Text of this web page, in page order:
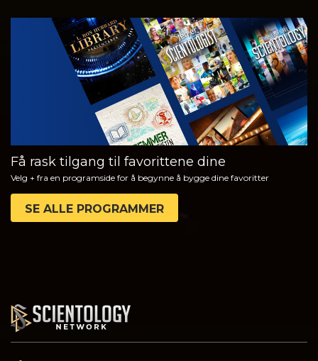
SE
UTFORSK
SERIEN
Få rask tilgang til favorittene dine
Velg + fra en programside for å begynne å bygge dine favoritter
SE ALLE PROGRAMMER